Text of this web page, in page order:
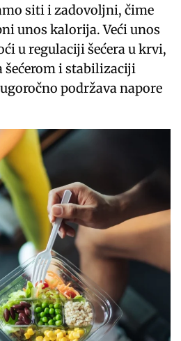
siti i zadovoljni, čime
unos kalorija. Veći unos
u regulaciji šećera u krvi,
šećerom i stabilizaciji
podržava napore